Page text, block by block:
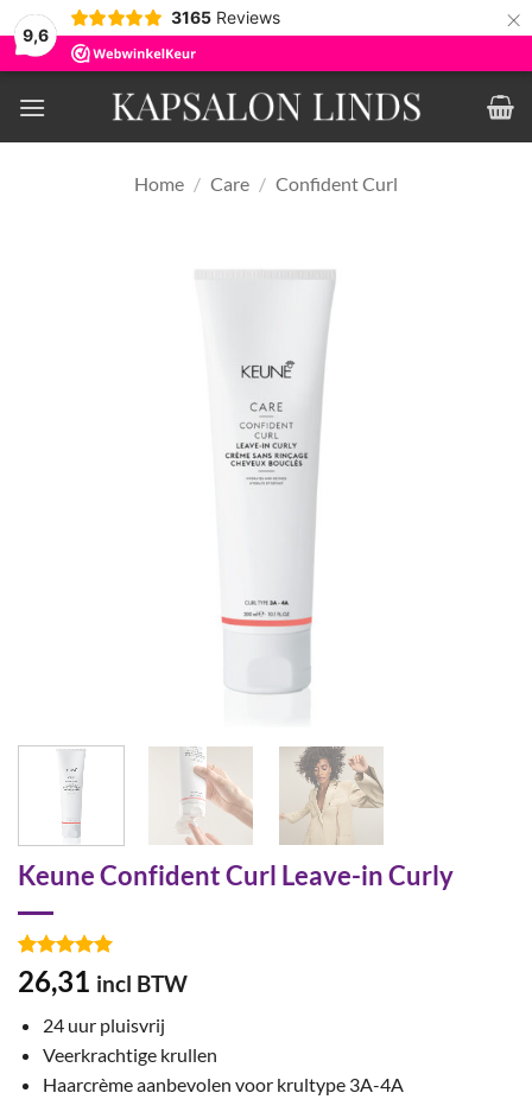
9,6
3165 Reviews ×
naar
inhoud
Home / Care / Confident Curl
Keune Confident Curl Leave-in Curly
Gewaardeerd
5op 5
op
2
klant
waarderingen
26,31 incl BTW
24 uur pluisvrij
Veerkrachtige krullen
Haarcrème aanbevolen voor krultype 3A-4A